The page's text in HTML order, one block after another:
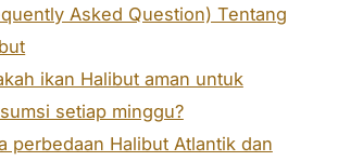
Asked Question) Tentang
ikan Halibut aman untuk
setiap minggu?
perbedaan Halibut Atlantik dan